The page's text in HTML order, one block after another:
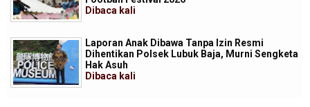
Dibaca kali
Laporan Anak Dibawa Tanpa Izin Resmi
Dihentikan Polsek Lubuk Baja, Murni Sengketa
Hak Asuh
Dibaca kali